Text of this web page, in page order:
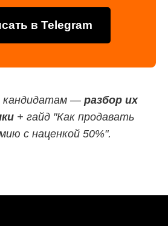
в Telegram
кандидатам — разбор их
+ гайд "Как продавать
с наценкой 50%".